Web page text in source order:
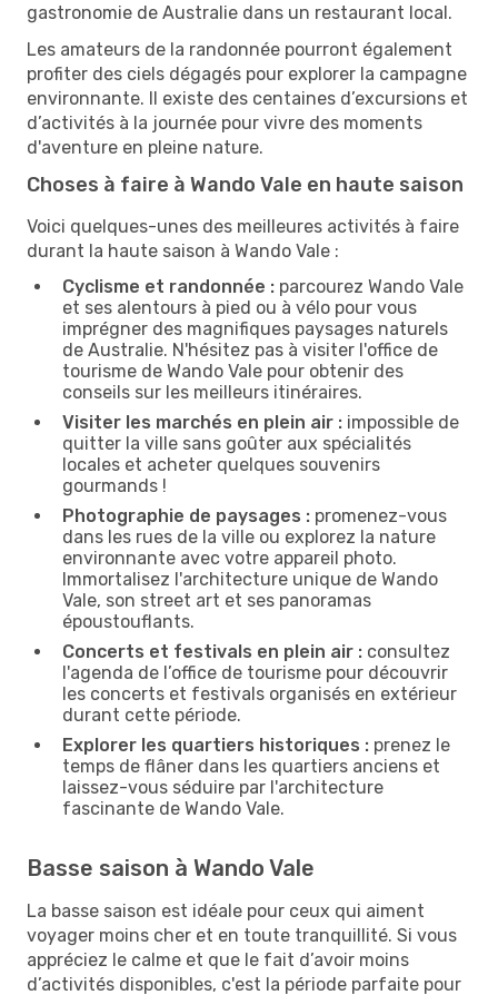
gastronomie de Australie dans un restaurant local.
Les amateurs de la randonnée pourront également
profiter des ciels dégagés pour explorer la campagne
environnante. Il existe des centaines d’excursions et
d’activités à la journée pour vivre des moments
d'aventure en pleine nature.
Choses à faire à Wando Vale en haute saison
Voici quelques-unes des meilleures activités à faire
durant la haute saison à Wando Vale :
Cyclisme et randonnée : parcourez Wando Vale
et ses alentours à pied ou à vélo pour vous
imprégner des magnifiques paysages naturels
de Australie. N'hésitez pas à visiter l'office de
tourisme de Wando Vale pour obtenir des
conseils sur les meilleurs itinéraires.
Visiter les marchés en plein air : impossible de
quitter la ville sans goûter aux spécialités
locales et acheter quelques souvenirs
gourmands !
Photographie de paysages : promenez-vous
dans les rues de la ville ou explorez la nature
environnante avec votre appareil photo.
Immortalisez l'architecture unique de Wando
Vale, son street art et ses panoramas
époustouflants.
Concerts et festivals en plein air : consultez
l'agenda de l’office de tourisme pour découvrir
les concerts et festivals organisés en extérieur
durant cette période.
Explorer les quartiers historiques : prenez le
temps de flâner dans les quartiers anciens et
laissez-vous séduire par l'architecture
fascinante de Wando Vale.
Basse saison à Wando Vale
La basse saison est idéale pour ceux qui aiment
voyager moins cher et en toute tranquillité. Si vous
appréciez le calme et que le fait d’avoir moins
d’activités disponibles, c'est la période parfaite pour